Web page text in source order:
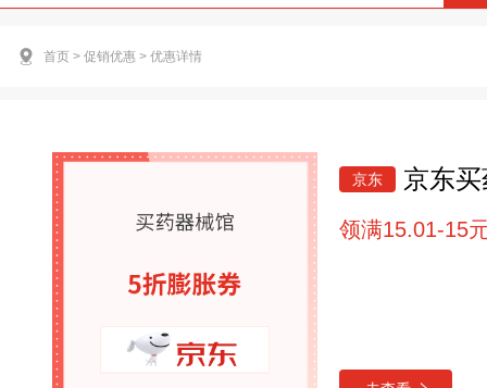
首页 > 促销优惠 > 优惠详情
京东 京东
领满15.01-15